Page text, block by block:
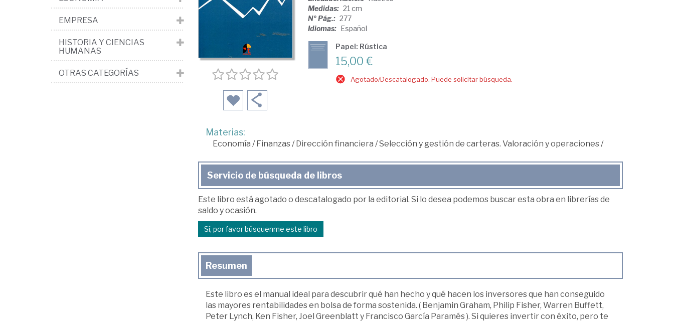
Medidas: 21 cm
Nº Pág.: 277
Idiomas: Español
Papel: Rústica
15,00 €
Agotado/Descatalogado. Puede solicitar búsqueda.
Materias:
Economía / Finanzas/ Dirección financiera /Selección y gestión de carteras. Valoración y operaciones/
Servicio de búsqueda de libros
Este libro está agotado o descatalogado por la editorial. Si lo desea podemos buscar esta obra en librerías de
saldo y ocasión.
Sí, por favor búsquenme este libro
Resumen
Este libro es el manual ideal para descubrir qué han hecho y qué hacen los inversores que han conseguido
las mayores rentabilidades en bolsa de forma sostenida. ( Benjamin Graham, Philip Fisher, Warren Buffett,
Peter Lynch, Ken Fisher, Joel Greenblatt y Francisco García Paramés ). Si quieres invertir con éxito, pero te
EMPRESA
HISTORIA Y CIENCIAS
HUMANAS
OTRAS CATEGORÍAS